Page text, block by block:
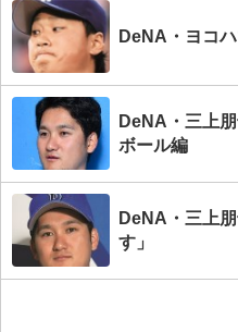
DeNA・ヨコ
DeNA・三上
ボール編
DeNA・三上
す」